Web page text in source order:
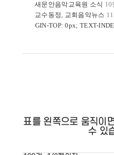
새문안음악교육원 소식 10
교수동정, 교회음악뉴스
GIN-TOP: 0px; TEXT-
표를 왼쪽으로 움직이
수 있